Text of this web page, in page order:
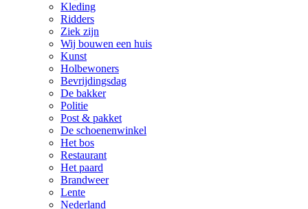
Kleding
Ridders
Ziek zijn
Wij bouwen een huis
Kunst
Holbewoners
Bevrijdingsdag
De bakker
Politie
Post & pakket
De schoenenwinkel
Het bos
Restaurant
Het paard
Brandweer
Lente
Nederland